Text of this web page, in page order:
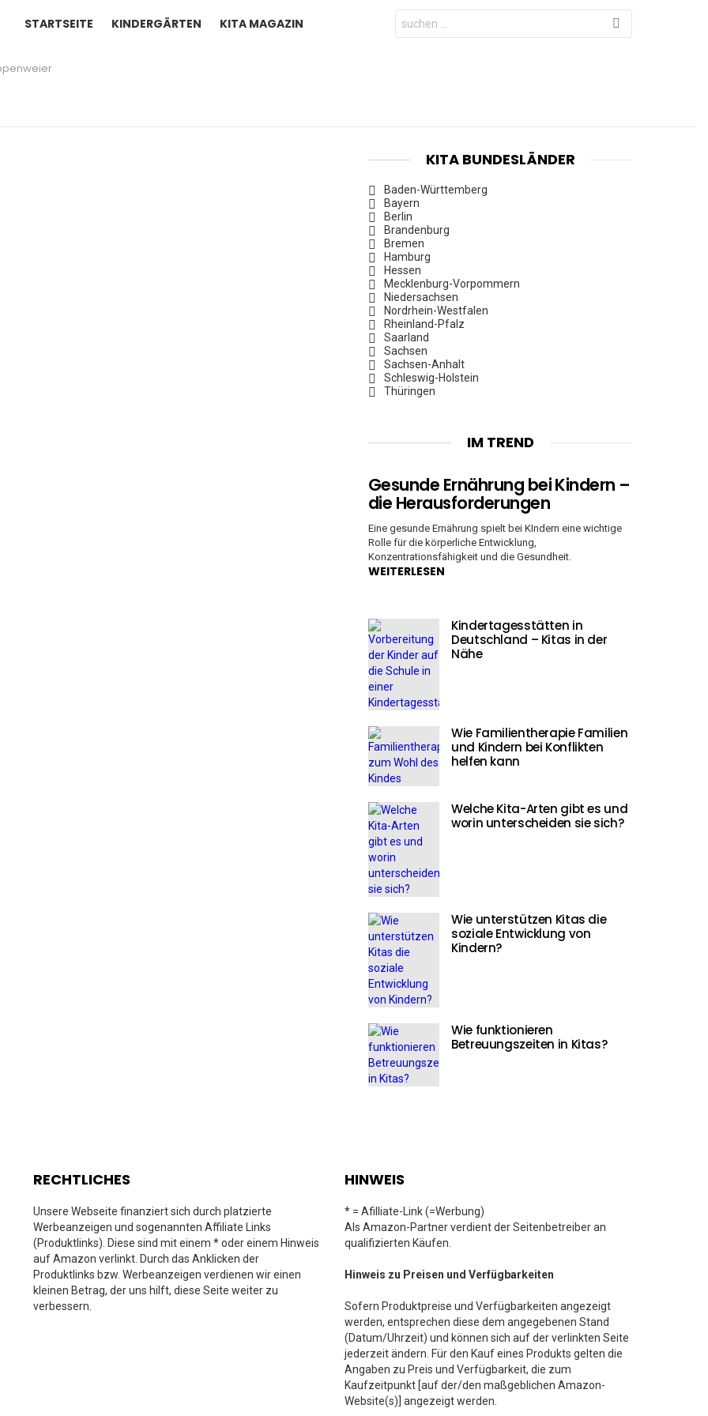
STARTSEITE KINDERGÄRTEN KITA MAGAZIN
Search
for:
KITA BUNDESLÄNDER
Baden-Württemberg
Bayern
Berlin
Brandenburg
Bremen
Hamburg
Hessen
Mecklenburg-Vorpommern
Niedersachsen
Nordrhein-Westfalen
Rheinland-Pfalz
Saarland
Sachsen
Sachsen-Anhalt
Schleswig-Holstein
Thüringen
IM TREND
Gesunde Ernährung bei Kindern –
die Herausforderungen
Eine gesunde Ernährung spielt bei KIndern eine wichtige
Rolle für die körperliche Entwicklung,
Konzentrationsfähigkeit und die Gesundheit.
WEITERLESEN
Kindertagesstätten in
Deutschland – Kitas in der
Nähe
Wie Familientherapie Familien
und Kindern bei Konflikten
helfen kann
Welche Kita-Arten gibt es und
worin unterscheiden sie sich?
Wie unterstützen Kitas die
soziale Entwicklung von
Kindern?
Wie funktionieren
Betreuungszeiten in Kitas?
RECHTLICHES
Unsere Webseite finanziert sich durch platzierte
Werbeanzeigen und sogenannten Affiliate Links
(Produktlinks). Diese sind mit einem * oder einem Hinweis
auf Amazon verlinkt. Durch das Anklicken der
Produktlinks bzw. Werbeanzeigen verdienen wir einen
kleinen Betrag, der uns hilft, diese Seite weiter zu
verbessern.
HINWEIS
* = Afilliate-Link (=Werbung)
Als Amazon-Partner verdient der Seitenbetreiber an
qualifizierten Käufen.
Hinweis zu Preisen und Verfügbarkeiten
Sofern Produktpreise und Verfügbarkeiten angezeigt
werden, entsprechen diese dem angegebenen Stand
(Datum/Uhrzeit) und können sich auf der verlinkten Seite
jederzeit ändern. Für den Kauf eines Produkts gelten die
Angaben zu Preis und Verfügbarkeit, die zum
Kaufzeitpunkt [auf der/den maßgeblichen Amazon-
Website(s)] angezeigt werden.